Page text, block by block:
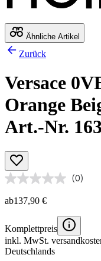
Ähnliche Artikel
Zurück
Versace
Orange
Art.-Nr.
(0)
ab137,90 €
Komplettpreis
inkl. MwSt.
Deutschlands